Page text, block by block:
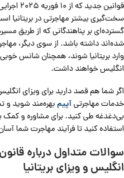
قوانین
سخت‌گیری بیشتر مهاجرتی در بریتانیا
گسترده‌ای بر پناهندگانی که از طریق
شده‌اند داشته باشد. از سوی دیگر،
وارد بریتانیا شوند، همچنان شانس
انگلیس خواهند داشت.
اگر شما هم قصد دارید برای ویزای
خدمات مهاجرتیآپیم بهره‌مند شوید و
بی‌دغدغه طی کنید. برای مشاوره و کمک
استفاده کنید تا فرآیند مهاجرت شما
سوالات متداول درباره
انگلیس و ویزای بریتانیا